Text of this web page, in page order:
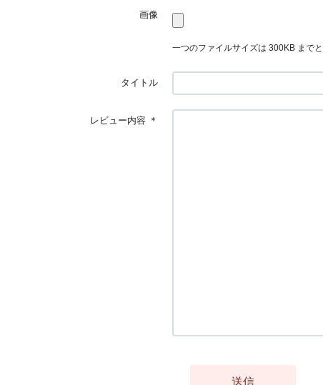
画像
一つのファイルサイズは 300KB までと
タイトル
レビュー内容 ＊